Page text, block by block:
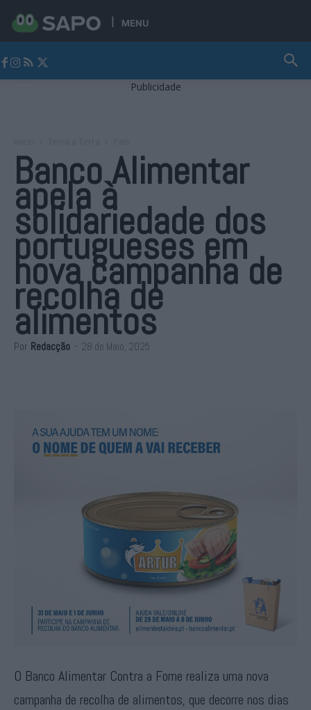
MENU
Publicidade
Banco Alimentar
apela à
solidariedade dos
portugueses em
nova campanha de
recolha de
alimentos
Por Redacção - 28 de Maio, 2025
O Banco Alimentar Contra a Fome realiza uma nova
campanha de recolha de alimentos, que decorre nos dias